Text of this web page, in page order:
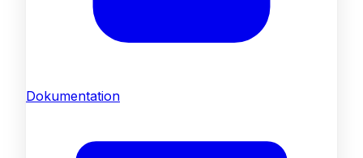
Dokumentation